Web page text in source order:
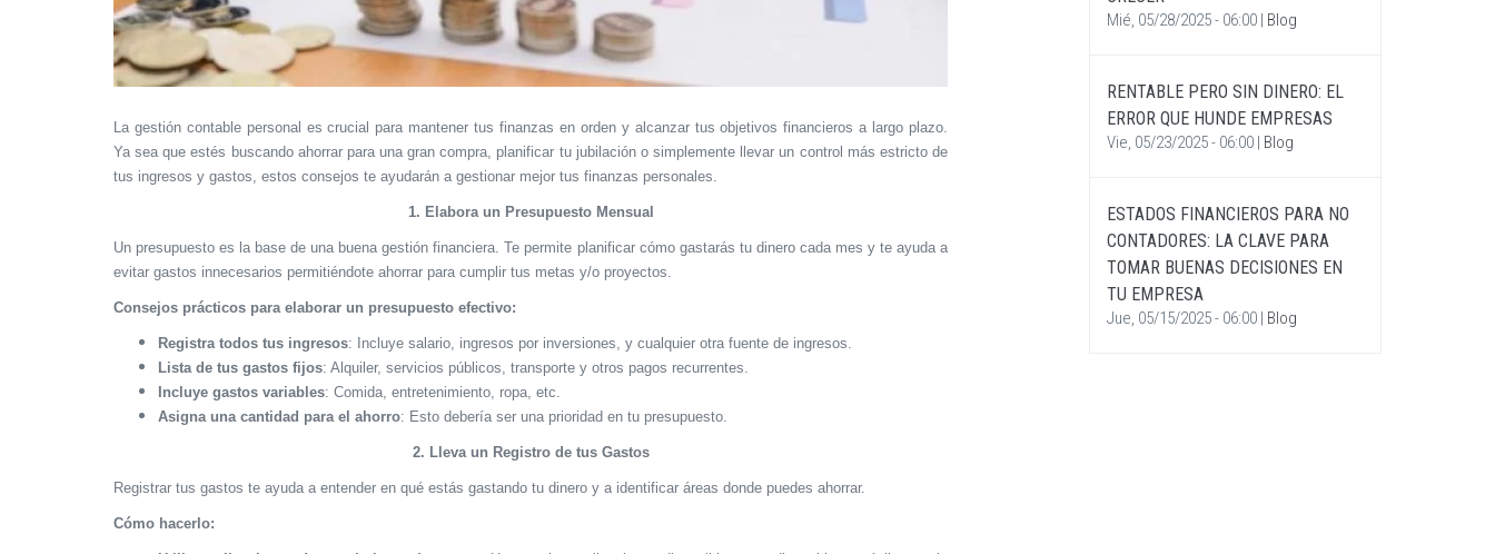
La gestión contable personal es crucial para mantener tus finanzas en orden y alcanzar tus objetivos financieros a largo plazo.
Ya sea que estés buscando ahorrar para una gran compra, planificar tu jubilación o simplemente llevar un control más estricto de
tus ingresos y gastos, estos consejos te ayudarán a gestionar mejor tus finanzas personales.
1. Elabora un Presupuesto Mensual
Un presupuesto es la base de una buena gestión financiera. Te permite planificar cómo gastarás tu dinero cada mes y te ayuda a
evitar gastos innecesarios permitiéndote ahorrar para cumplir tus metas y/o proyectos.
Consejos prácticos para elaborar un presupuesto efectivo:
Registra todos tus ingresos: Incluye salario, ingresos por inversiones, y cualquier otra fuente de ingresos.
Lista de tus gastos fijos: Alquiler, servicios públicos, transporte y otros pagos recurrentes.
Incluye gastos variables: Comida, entretenimiento, ropa, etc.
Asigna una cantidad para el ahorro: Esto debería ser una prioridad en tu presupuesto.
2. Lleva un Registro de tus Gastos
Registrar tus gastos te ayuda a entender en qué estás gastando tu dinero y a identificar áreas donde puedes ahorrar.
Cómo hacerlo:
Mié, 05/28/2025 - 06:00 | Blog
RENTABLE PERO SIN DINERO: EL
ERROR QUE HUNDE EMPRESAS
Vie, 05/23/2025 - 06:00 | Blog
ESTADOS FINANCIEROS PARA NO
CONTADORES: LA CLAVE PARA
TOMAR BUENAS DECISIONES EN
TU EMPRESA
Jue, 05/15/2025 - 06:00 | Blog